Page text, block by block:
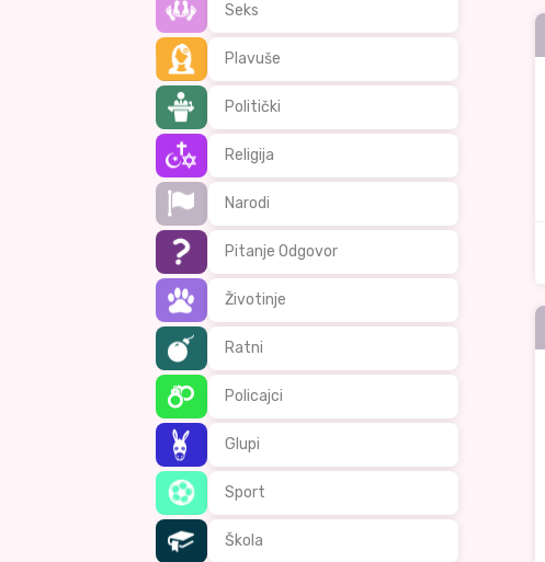
Seks
Plavuše
Politički
Religija
Narodi
Pitanje Odgovor
Životinje
Ratni
Policajci
Glupi
Sport
Škola